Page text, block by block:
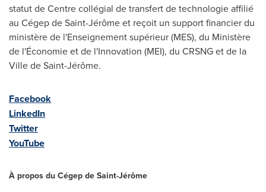
statut de Centre collégial de transfert de technologie affilié
au Cégep de Saint-Jérôme et reçoit un support financier du
ministère de l'Enseignement supérieur (MES), du Ministère
de l'Économie et de l'Innovation (MEI), du CRSNG et de la
Ville de Saint-Jérôme.
Facebook
LinkedIn
Twitter
YouTube
À propos du Cégep de Saint-Jérôme